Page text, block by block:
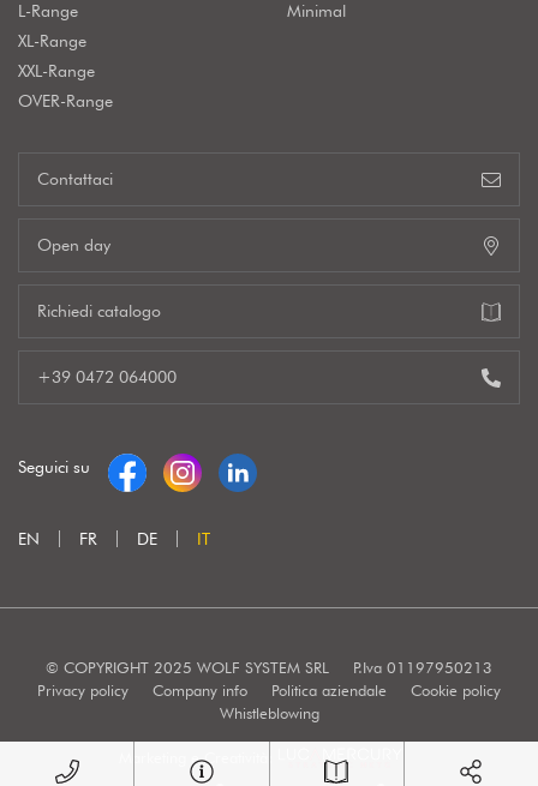
L-Range
XL-Range
XXL-Range
OVER-Range
Minimal
Contattaci
Open day
Richiedi catalogo
+39 0472 064000
Seguici su
EN FR DE IT
© COPYRIGHT 2025 WOLF SYSTEM SRL
P.Iva 01197950213
Privacy policy
Company info Politica aziendale
Cookie policy
Whistleblowing
Marketing e Creatività: